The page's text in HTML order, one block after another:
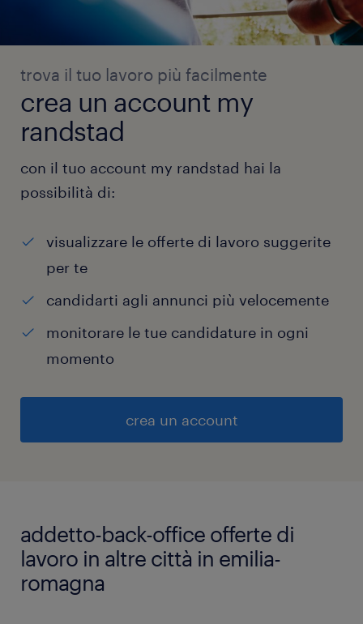
trova il tuo lavoro più facilmente
crea un account my
randstad
con il tuo account my randstad hai la
possibilità di:
visualizzare le offerte di lavoro suggerite
per te
candidarti agli annunci più velocemente
monitorare le tue candidature in ogni
momento
crea un account
addetto-back-office offerte di
lavoro in altre città in emilia-
romagna